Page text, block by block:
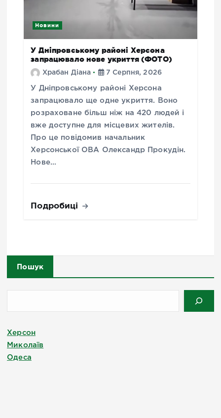
Новини
У Дніпровському районі Херсона
запрацювало нове укриття (ФОТО)
Храбан Діана 7 Серпня, 2026
У Дніпровському районі Херсона
запрацювало ще одне укриття. Воно
розраховане більш ніж на 420 людей і
вже доступне для місцевих жителів.
Про це повідомив начальник
Херсонської ОВА Олександр Прокудін.
Нове…
Подробиці
Пошук
Херсон
Миколаїв
Одеса